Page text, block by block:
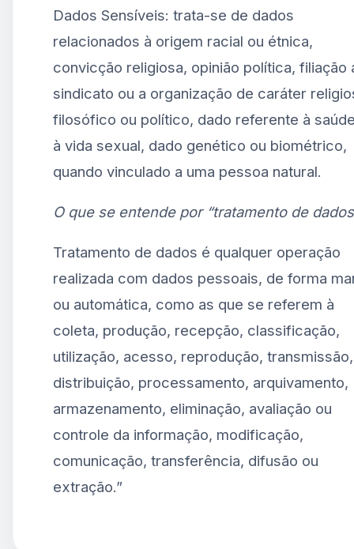
Dados Sensíveis: trata-se de dados
relacionados à origem racial ou étnica,
convicção religiosa, opinião política, filiação
sindicato ou a organização de caráter
filosófico ou político, dado referente à
à vida sexual, dado genético ou biométrico,
quando vinculado a uma pessoa natural.
O que se entende por “tratamento de
Tratamento de dados é qualquer operação
realizada com dados pessoais, de forma
ou automática, como as que se referem à
coleta, produção, recepção, classificação,
utilização, acesso, reprodução, transmissão,
distribuição, processamento, arquivamento,
armazenamento, eliminação, avaliação ou
controle da informação, modificação,
comunicação, transferência, difusão ou
extração.”